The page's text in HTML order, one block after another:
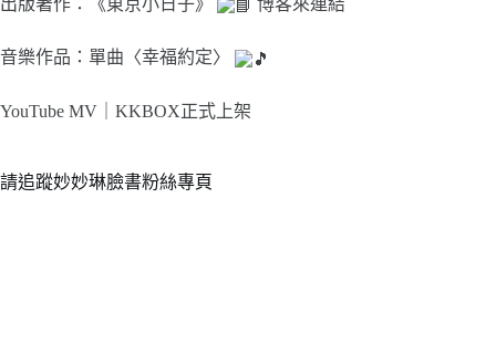
出版著作：《東京小日子》 博客來連結
音樂作品：單曲〈幸福約定〉
YouTube MV｜ KKBOX正式上架
請追蹤妙妙琳臉書粉絲專頁